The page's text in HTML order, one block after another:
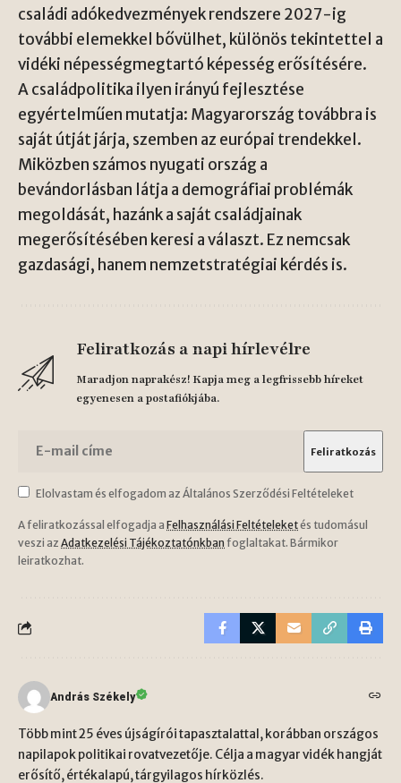
családi adókedvezmények rendszere 2027-ig
további elemekkel bővülhet, különös tekintettel a
vidéki népességmegtartó képesség erősítésére.
A családpolitika ilyen irányú fejlesztése
egyértelműen mutatja: Magyarország továbbra is
saját útját járja, szemben az európai trendekkel.
Miközben számos nyugati ország a
bevándorlásban látja a demográfiai problémák
megoldását, hazánk a saját családjainak
megerősítésében keresi a választ. Ez nemcsak
gazdasági, hanem nemzetstratégiai kérdés is.
Feliratkozás a napi hírlevélre
Maradjon naprakész! Kapja meg a legfrissebb híreket
egyenesen a postafiókjába.
Elolvastam és elfogadom az Általános Szerződési Feltételeket
A feliratkozással elfogadja a Felhasználási Feltételeketés tudomásul
veszi az Adatkezelési Tájékoztatónkban foglaltakat. Bármikor
leiratkozhat.
András Székely
Több mint 25 éves újságírói tapasztalattal, korábban országos
napilapok politikai rovatvezetője. Célja a magyar vidék hangját
erősítő, értékalapú, tárgyilagos hírközlés.